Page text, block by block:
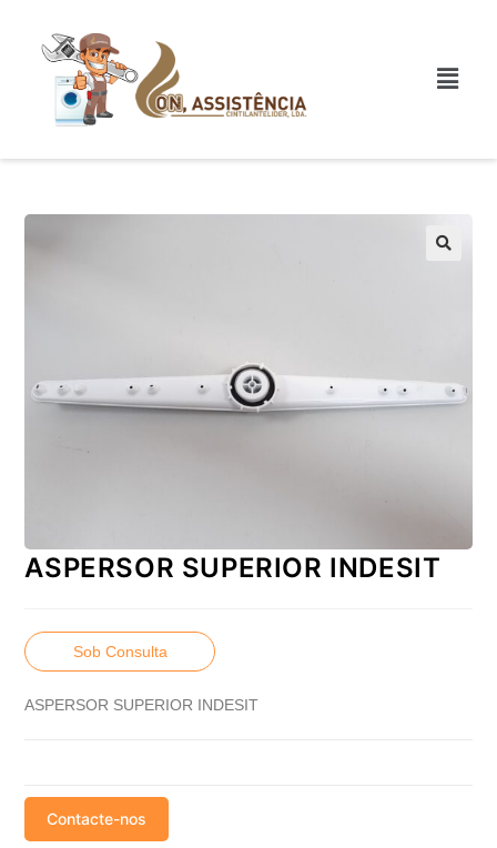
ASPERSOR SUPERIOR INDESIT
Sob Consulta
ASPERSOR SUPERIOR INDESIT
Contacte-nos